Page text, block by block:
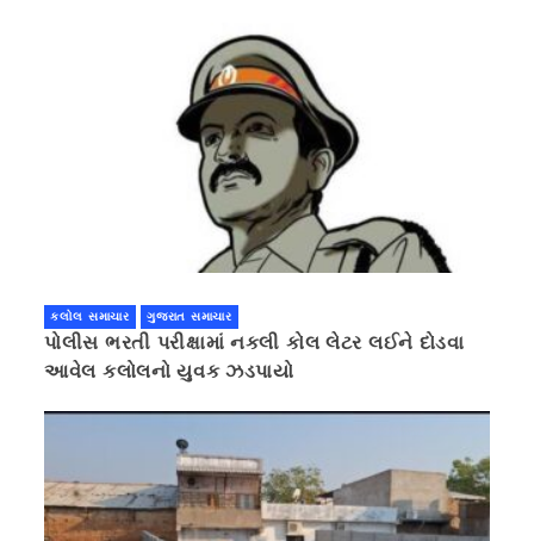
કલોલ સમાચાર ગુજરાત સમાચાર
પોલીસ ભરતી પરીક્ષામાં નકલી કોલ લેટર લઈને દોડવા
આવેલ કલોલનો યુવક ઝડપાયો